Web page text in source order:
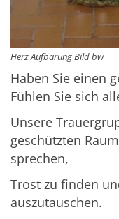
Herz Aufbarung Bild bw
Haben Sie einen
Fühlen Sie sich
Unsere
geschützten
sprechen,
Trost zu finden
auszutauschen.